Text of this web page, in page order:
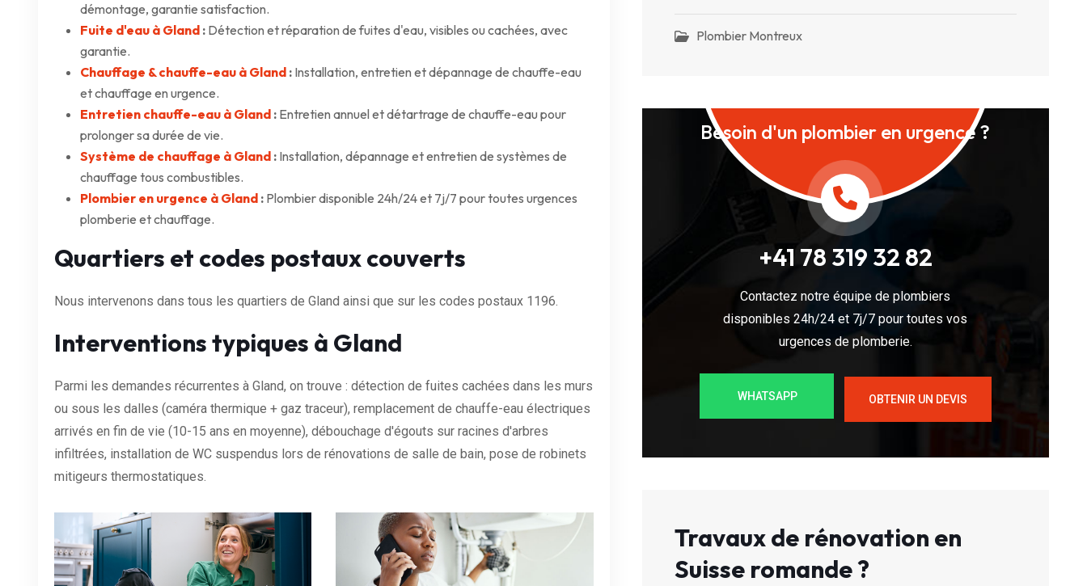
démontage, garantie satisfaction.
Fuite d'eau à Gland : Détection et réparation de fuites d'eau, visibles ou cachées, avec
garantie.
Chauffage & chauffe-eau à Gland : Installation, entretien et dépannage de chauffe-eau
et chauffage en urgence.
Entretien chauffe-eau à Gland : Entretien annuel et détartrage de chauffe-eau pour
prolonger sa durée de vie.
Système de chauffage à Gland : Installation, dépannage et entretien de systèmes de
chauffage tous combustibles.
Plombier en urgence à Gland : Plombier disponible 24h/24 et 7j/7 pour toutes urgences
plomberie et chauffage.
Quartiers et codes postaux couverts
Nous intervenons dans tous les quartiers de Gland ainsi que sur les codes postaux 1196.
Interventions typiques à Gland
Parmi les demandes récurrentes à Gland, on trouve : détection de fuites cachées dans les murs
ou sous les dalles (caméra thermique + gaz traceur), remplacement de chauffe-eau électriques
arrivés en fin de vie (10-15 ans en moyenne), débouchage d'égouts sur racines d'arbres
infiltrées, installation de WC suspendus lors de rénovations de salle de bain, pose de robinets
mitigeurs thermostatiques.
Plombier Montreux
Besoin d'un plombier en urgence ?
+41 78 319 32 82
Contactez notre équipe de plombiers
disponibles 24h/24 et 7j/7 pour toutes vos
urgences de plomberie.
WHATSAPP OBTENIR UN DEVIS
Travaux de rénovation en
Suisse romande ?